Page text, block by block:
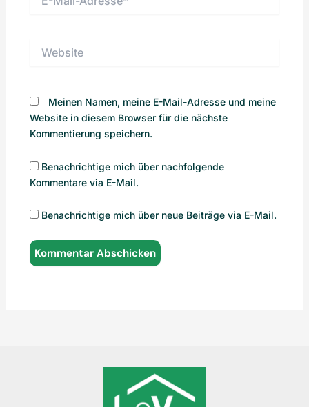
Mail-
Meinen Namen, meine E-Mail-Adresse und meine
Website in diesem Browser für die nächste
Kommentierung speichern.
Benachrichtige mich über nachfolgende
Kommentare via E-Mail.
Benachrichtige mich über neue Beiträge via E-Mail.